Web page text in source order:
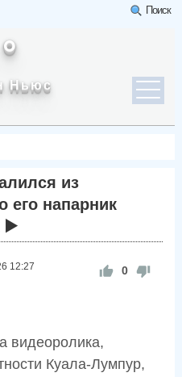
Поиск
Ньюс
из
его напарник
▶️
12:27 0
видеоролика,
Куала-Лумпур,